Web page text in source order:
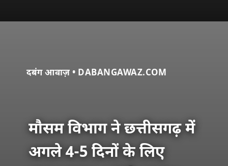
दबंग आवाज़ • DABANGAWAZ.COM
मौसम विभाग ने छत्तीसगढ़ में
अगले 4-5 दिनों के लिए